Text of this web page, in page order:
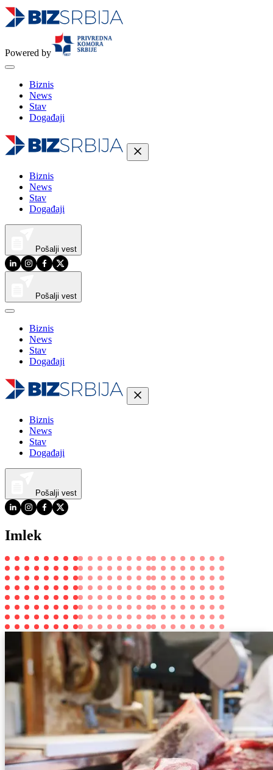
Powered by
Biznis
News
Stav
Događaji
Biznis
News
Stav
Događaji
Pošalji vest
Pošalji vest
Biznis
News
Stav
Događaji
Biznis
News
Stav
Događaji
Pošalji vest
Imlek